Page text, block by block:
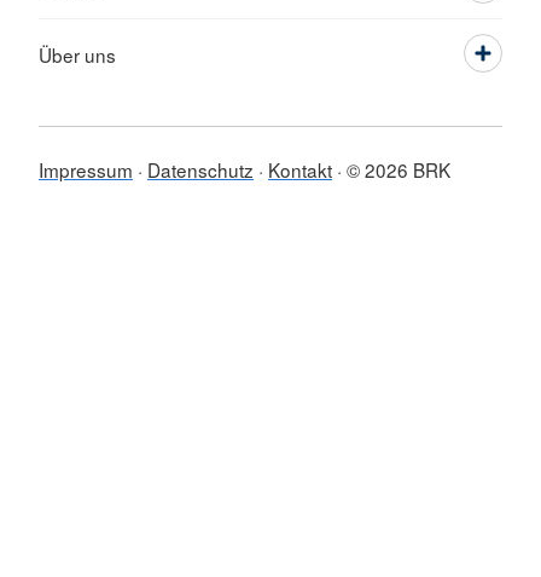
Über uns
Impressum Datenschutz Kontakt © 2026 BRK